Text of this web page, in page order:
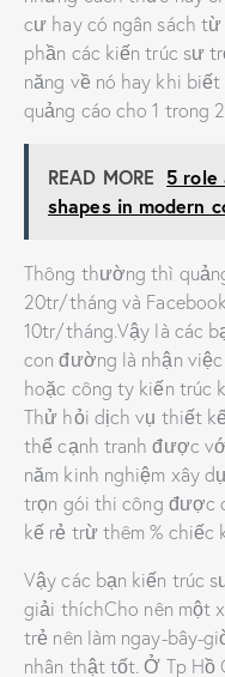
cư hay có ngân sách
phần các kiến trúc sư
năng về nó hay khi
quảng cáo cho 1 trong
READ MORE 5 role
shapes in modern
Thông thường thì
20tr/tháng và
10tr/tháng.Vậy là các
con đường là nhận
hoặc công ty kiến trúc
Thử hỏi dịch vụ thiết
thể cạnh tranh được
năm kinh nghiệm xây
trọn gói thi công được
kế rẻ trừ thêm % chiếc
Vậy các bạn kiến trúc
giải thíchCho nên một
trẻ nên làm ngay-bây-
nhân thật tốt. Ở Tp Hồ